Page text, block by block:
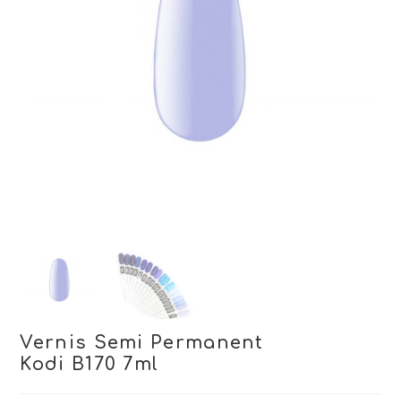
Vernis Semi Permanent
Kodi B170 7ml